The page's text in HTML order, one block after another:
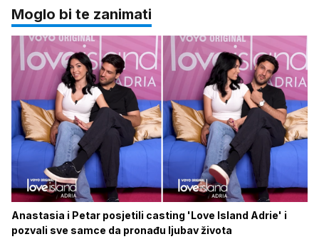
Moglo bi te zanimati
Anastasia i Petar posjetili casting 'Love Island Adrie' i
pozvali sve samce da pronađu ljubav života